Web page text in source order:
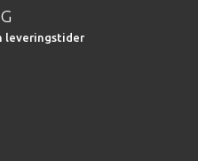
leveringstider